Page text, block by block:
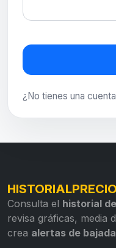
¿No tienes una
Consulta el historial
revisa gráficas, media
crea alertas de bajada